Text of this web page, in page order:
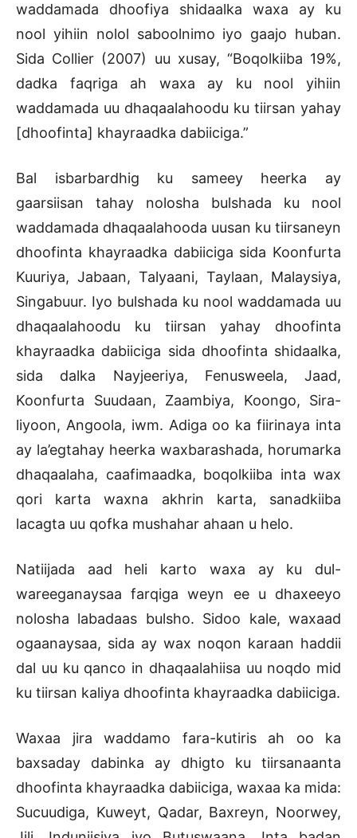
waddamada dhoofiya shidaalka waxa ay ku
nool yihiin nolol saboolnimo iyo gaajo huban.
Sida Collier (2007) uu xusay, “Boqolkiiba 19%,
dadka faqriga ah waxa ay ku nool yihiin
waddamada uu dhaqaalahoodu ku tiirsan yahay
[dhoofinta] khayraadka dabiiciga.”
Bal isbarbardhig ku sameey heerka ay
gaarsiisan tahay nolosha bulshada ku nool
waddamada dhaqaalahooda uusan ku tiirsaneyn
dhoofinta khayraadka dabiiciga sida Koonfurta
Kuuriya, Jabaan, Talyaani, Taylaan, Malaysiya,
Singabuur. Iyo bulshada ku nool waddamada uu
dhaqaalahoodu ku tiirsan yahay dhoofinta
khayraadka dabiiciga sida dhoofinta shidaalka,
sida dalka Nayjeeriya, Fenusweela, Jaad,
Koonfurta Suudaan, Zaambiya, Koongo, Sira-
liyoon, Angoola, iwm. Adiga oo ka fiirinaya inta
ay la’egtahay heerka waxbarashada, horumarka
dhaqaalaha, caafimaadka, boqolkiiba inta wax
qori karta waxna akhrin karta, sanadkiiba
lacagta uu qofka mushahar ahaan u helo.
Natiijada aad heli karto waxa ay ku dul-
wareeganaysaa farqiga weyn ee u dhaxeeyo
nolosha labadaas bulsho. Sidoo kale, waxaad
ogaanaysaa, sida ay wax noqon karaan haddii
dal uu ku qanco in dhaqaalahiisa uu noqdo mid
ku tiirsan kaliya dhoofinta khayraadka dabiiciga.
Waxaa jira waddamo fara-kutiris ah oo ka
baxsaday dabinka ay dhigto ku tiirsanaanta
dhoofinta khayraadka dabiiciga, waxaa ka mida:
Sucuudiga, Kuweyt, Qadar, Baxreyn, Noorwey,